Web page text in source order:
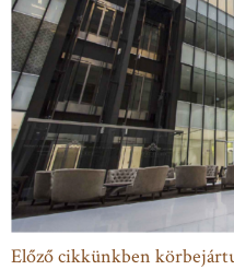
Előző cikkünkben